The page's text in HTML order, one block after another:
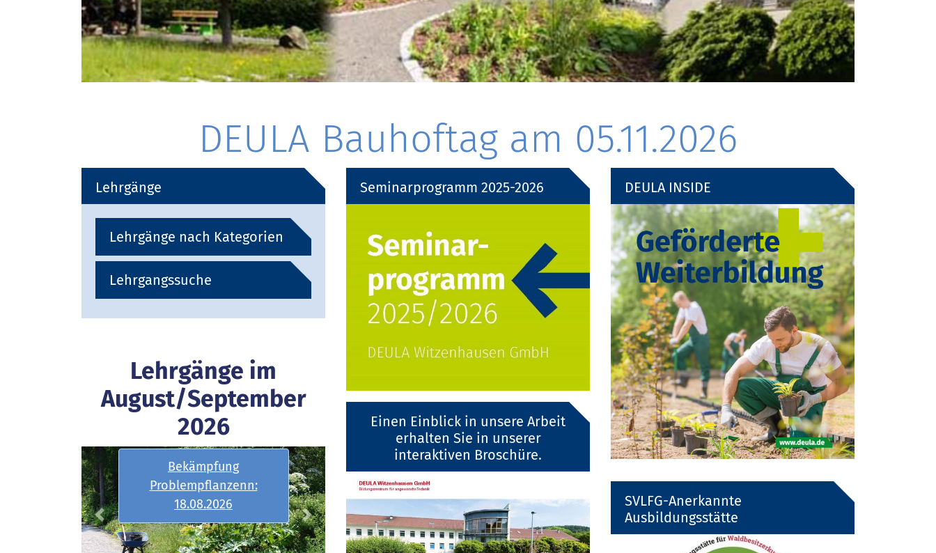
DEULA Bauhoftag am 05.11.2026
Lehrgänge
Lehrgänge nach Kategorien
Lehrgangssuche
Lehrgänge im
August/September
2026
Bekämpfung
Problempflanzenn:
18.08.2026
Spiel I-Grundkurs:
31.08.-01.09.2026
Previous Next
Seminarprogramm 2025-2026
Einen Einblick in unsere Arbeit
erhalten Sie in unserer
interaktiven Broschüre.
DEULA INSIDE
SVLFG-Anerkannte
Ausbildungsstätte